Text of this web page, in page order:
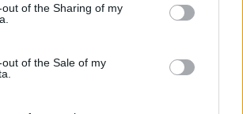
visit or usage behaviour. You may click to
to Google and its third-party tags to
specified purposes in below Google
of the Sharing of my
of the Sale of my
nyert a Vienna